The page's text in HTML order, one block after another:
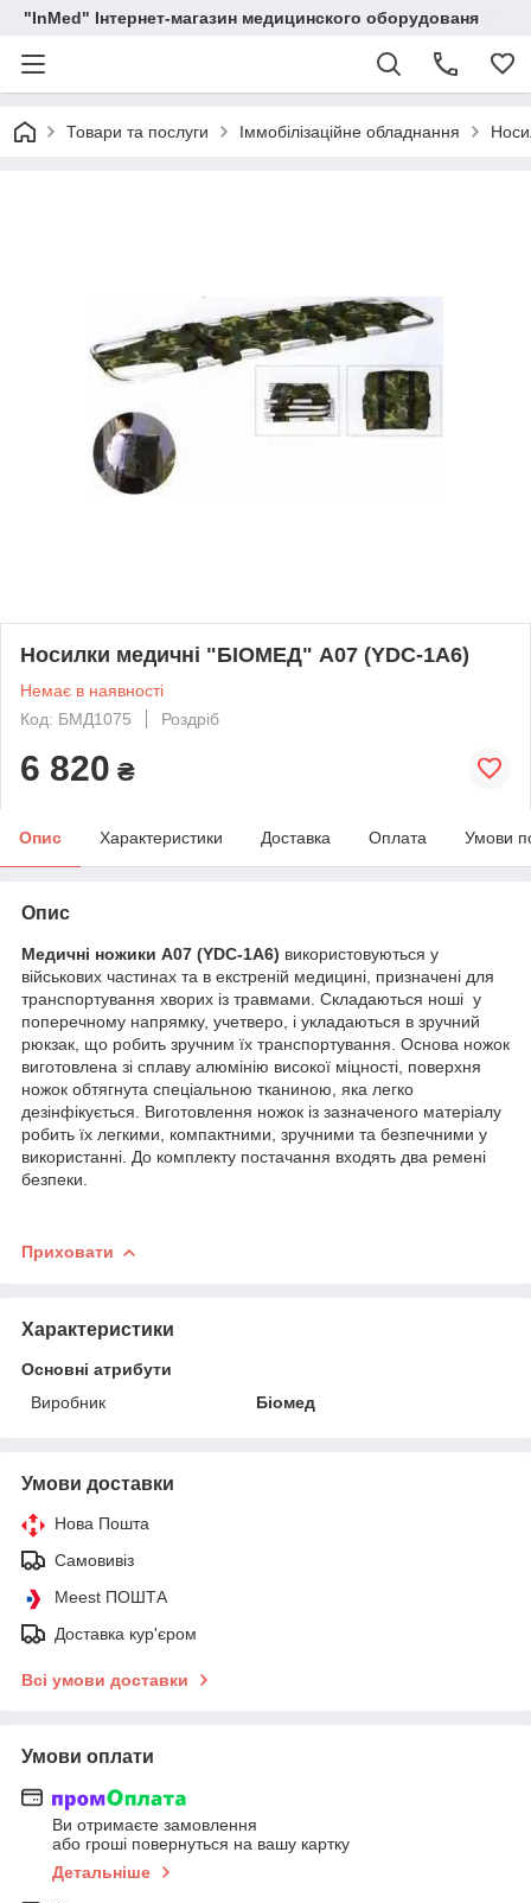
"InMed" Інтернет-магазин медицинского оборудованя
Товари та послуги Іммобілізаційне обладнання
Носилки медичні "БІОМЕД" А07 (YDC-1A6)
Немає в наявності
Код: БМД1075
Роздріб
6 820 ₴
Опис Характеристики Доставка Оплата Умови
Опис
Медичні ножики А07 (YDC-1A6) використовуються у
військових частинах та в екстреній медицині, призначені для
транспортування хворих із травмами. Складаються ноші у
поперечному напрямку, учетверо, і укладаються в зручний
рюкзак, що робить зручним їх транспортування. Основа ножок
виготовлена зі сплаву алюмінію високої міцності, поверхня
ножок обтягнута спеціальною тканиною, яка легко
дезінфікується. Виготовлення ножок із зазначеного матеріалу
робить їх легкими, компактними, зручними та безпечними у
використанні. До комплекту постачання входять два ремені
безпеки.
Приховати
Характеристики
Основні атрибути
Виробник
Біомед
Умови доставки
Нова Пошта
Самовивіз
Meest ПОШТА
Доставка кур'єром
Всі умови доставки
Умови оплати
Ви отримаєте замовлення
або гроші повернуться на вашу картку
Детальніше